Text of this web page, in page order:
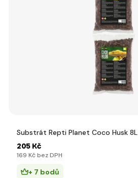
Substrát Repti Planet Coco Husk 8L
205 Kč
169 Kč bez DPH
+ 7 bodů